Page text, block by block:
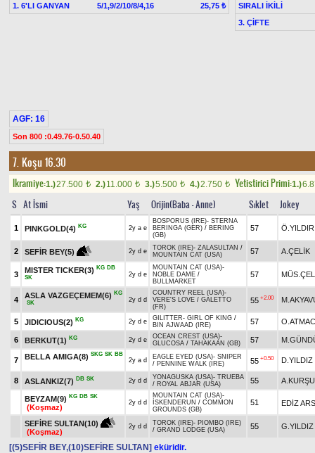
1. 6'LI GANYAN
5/1,9/2/10/8/4,16 25,75 ₺
SIRALI İKİLİ
3. ÇİFTE
AGF: 16
Son 800 :0.49.76-0.50.40
7. Koşu 16.30
Ikramiye:1.)27.500 t 2.)11.000 t 3.)5.500 t 4.)2.750 t Yetistirici Primi:1.)
S At İsmi Yaş Orijin(Baba - Anne) Sıklet Jokey
1 PINKGOLD(4) KG 2y a e
BOSPORUS (IRE)- STERNA
BERINGA (GER) / BERING
(GB)
57
2 SEFİR BEY(5) 2y d e TOROK (IRE)- ZALASULTAN /
MOUNTAIN CAT (USA)
57 A.ÇELİK
3
MISTER TICKER(3) KG DB
SK
2y d e
MOUNTAIN CAT (USA)-
NOBLE DAME /
BULLMARKET
57
4
ASLA VAZGEÇEMEM(6) KG
SK
2y d d
COUNTRY REEL (USA)-
VERE'S LOVE / GALETTO
(FR)
55 +2.00
5 JIDICIOUS(2) KG 2y d e GILITTER- GIRL OF KING /
BIN AJWAAD (IRE)
57
6 BERKUT(1) KG 2y d e OCEAN CREST (USA)-
GLUCOSA / TAHAKAAN (GB) 57
7 BELLA AMIGA(8) SKG SK BB
2y a d EAGLE EYED (USA)- SNIPER
/ PENNINE WALK (IRE) 55 +0.50 D.YILDIZ
8 ASLANKIZ(7) DB SK 2y d d YONAGUSKA (USA)- TRUEBA
/ ROYAL ABJAR (USA) 55
BEYZAM(9) KG DB SK
(Koşmaz)
2y d d
MOUNTAIN CAT (USA)-
İSKENDERUN / COMMON
GROUNDS (GB)
51 EDİZ
SEFİRE SULTAN(10)
(Koşmaz)
2y d d TOROK (IRE)- PIOMBO (IRE)
/ GRAND LODGE (USA) 55 G.YILDIZ
[(5)SEFİR BEY,(10)SEFİRE SULTAN] eküridir.